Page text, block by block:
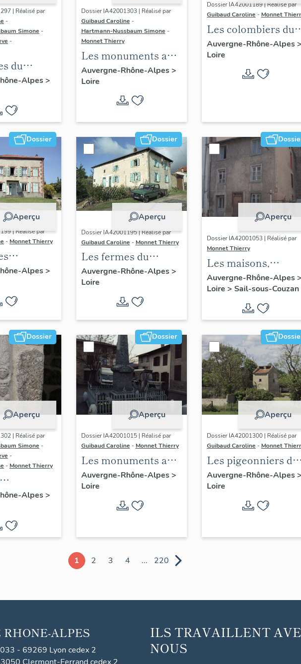
| Réalisé par
-
Simone -
-
du
Alpes>
Dossier IA42001303 | Réalisé par
Guibaud Caroline -
Hartmann-Nussbaum Simone -
Monnet Thierry
Les monuments aux
morts du canton de
Montbrison
Auvergne-Rhône-Alpes>
Loire
Dossier IA42001189 | Réalisé par
Guibaud Caroline - Monnet
Les colombiers du
canton de Boën et de
la commune de Sail-
sous-Couzan
Auvergne-Rhône-Alpes>
Loire
Dossier
Aperçu
| Réalisé par
- Monnet Thierry
du
et de
de Sail-
Alpes>
Dossier
Aperçu
Dossier IA42001195 | Réalisé par
Guibaud Caroline - Monnet Thierry
Les fermes du
canton de Boën et de
la commune de Sail-
sous-Couzan
Auvergne-Rhône-Alpes>
Loire
Aperçu
Dossier IA42001053 | Réalisé par
Monnet Thierry
Les maisons,
magasins de
commerce et
immeubles de la
commune de Sail-
sous-Couzan
Auvergne-Rhône-Alpes>
Loire > Sail-sous-Couzan
Dossier
Aperçu
| Réalisé par
Simone -
-
- Monnet Thierry
du
Alpes>
Dossier
Aperçu
Dossier IA42001015 | Réalisé par
Guibaud Caroline - Monnet Thierry
Les monuments aux
morts du canton de
Boën et de la
commune de Sail-
sous-Couzan
Auvergne-Rhône-Alpes>
Loire
Aperçu
Dossier IA42001300 | Réalisé par
Guibaud Caroline - Monnet
Les pigeonniers du
canton de
Montbrison
Auvergne-Rhône-Alpes>
Loire
1 2 3 4 ... 220
ALPES
- 69269 Lyon cedex 2
ILS TRAVAILLENT
NOUS